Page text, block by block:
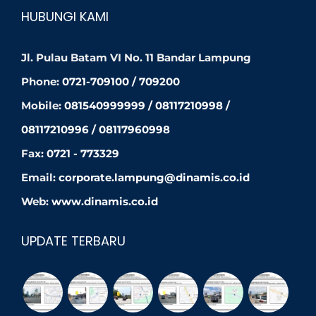
HUBUNGI KAMI
Jl. Pulau Batam VI No. 11 Bandar Lampung
Phone: 0721-709100 / 709200
Mobile: 081540999999 / 08117210998 /
08117210996 / 08117960998
Fax: 0721 - 773329
Email: corporate.lampung@dinamis.co.id
Web: www.dinamis.co.id
UPDATE TERBARU